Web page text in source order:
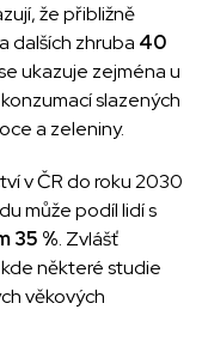
že přibližně
a dalších zhruba 40
ukazuje zejména u
slazených
a zeleniny.
v ČR do roku 2030
může podíl lidí s
35 %. Zvlášť
některé studie
věkových